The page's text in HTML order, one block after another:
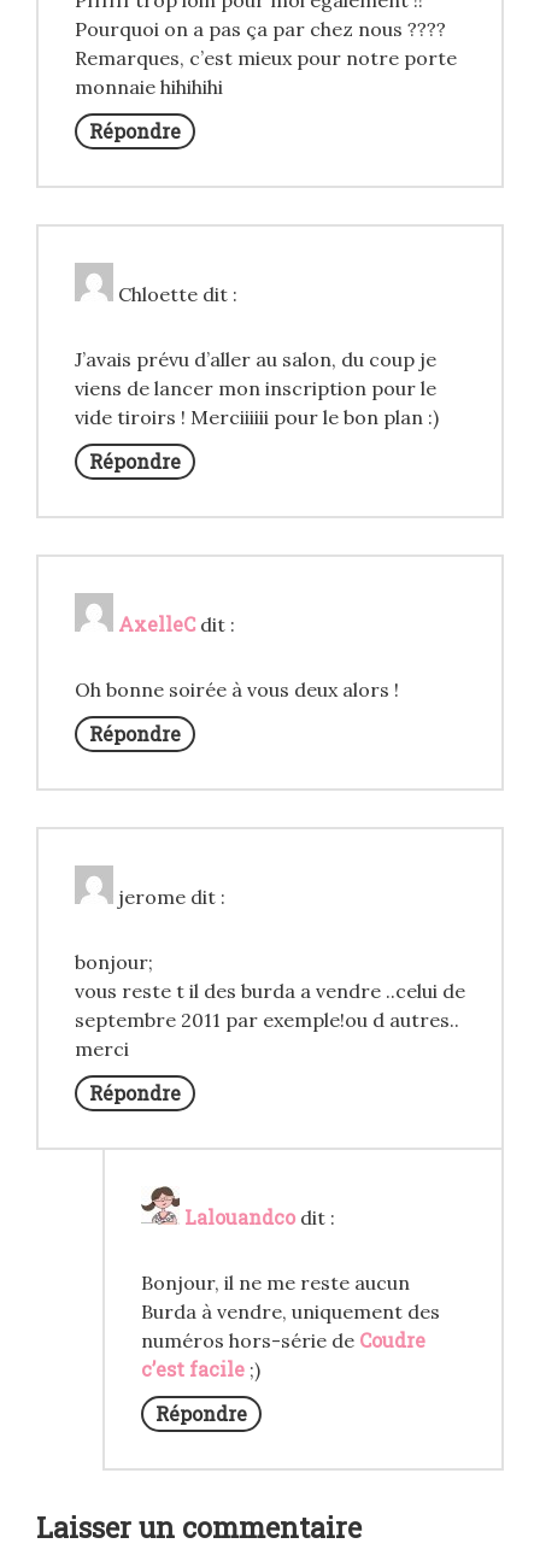
Pourquoi on a pas ça par chez nous ????
Remarques, c’est mieux pour notre porte
monnaie hihihihi
Répondre
Chloette dit :
J’avais prévu d’aller au salon, du coup je
viens de lancer mon inscription pour le
vide tiroirs ! Merciiiiii pour le bon plan :)
Répondre
AxelleC dit :
Oh bonne soirée à vous deux alors !
Répondre
jerome dit :
bonjour;
vous reste t il des burda a vendre ..celui de
septembre 2011 par exemple!ou d autres..
merci
Répondre
Lalouandco dit :
Bonjour, il ne me reste aucun
Burda à vendre, uniquement des
numéros hors-série de Coudre
c’est facile ;)
Répondre
Laisser un commentaire